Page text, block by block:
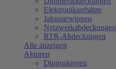
Elektronikaufsätze
Jalousiewippen
Netzwerkabdeckungen
RTR-Abdeckungen
Alle anzeigen
Aktoren
Dimmaktoren